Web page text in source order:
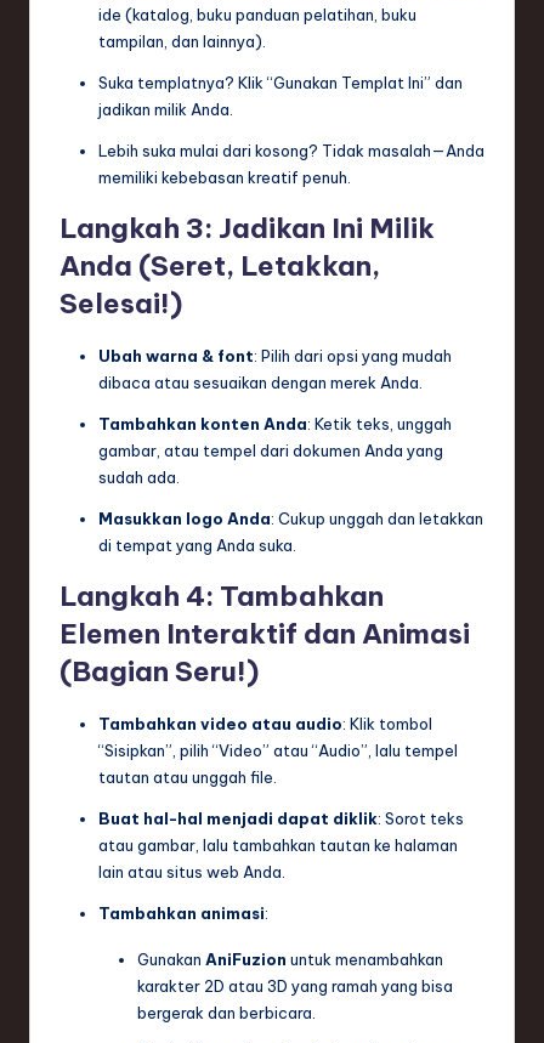
ide (katalog, buku panduan pelatihan, buku
tampilan, dan lainnya).
Suka templatnya? Klik “Gunakan Templat Ini” dan
jadikan milik Anda.
Lebih suka mulai dari kosong? Tidak masalah—Anda
memiliki kebebasan kreatif penuh.
Langkah 3: Jadikan Ini Milik
Anda (Seret, Letakkan,
Selesai!)
Ubah warna & font: Pilih dari opsi yang mudah
dibaca atau sesuaikan dengan merek Anda.
Tambahkan konten Anda: Ketik teks, unggah
gambar, atau tempel dari dokumen Anda yang
sudah ada.
Masukkan logo Anda: Cukup unggah dan letakkan
di tempat yang Anda suka.
Langkah 4: Tambahkan
Elemen Interaktif dan Animasi
(Bagian Seru!)
Tambahkan video atau audio: Klik tombol
“Sisipkan”, pilih “Video” atau “Audio”, lalu tempel
tautan atau unggah file.
Buat hal-hal menjadi dapat diklik: Sorot teks
atau gambar, lalu tambahkan tautan ke halaman
lain atau situs web Anda.
Tambahkan animasi:
Gunakan AniFuzion untuk menambahkan
karakter 2D atau 3D yang ramah yang bisa
bergerak dan berbicara.